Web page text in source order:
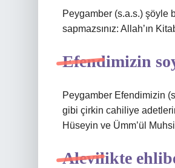
Peygamber (s.a.s.) şöyle
sapmazsınız: Allah’ın
Efendimizin
Peygamber Efendimizin
gibi çirkin cahiliye
Hüseyin ve Ümm’ül
Alevilikte